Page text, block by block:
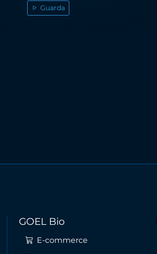
Guarda
GOEL Bio
E-commerce